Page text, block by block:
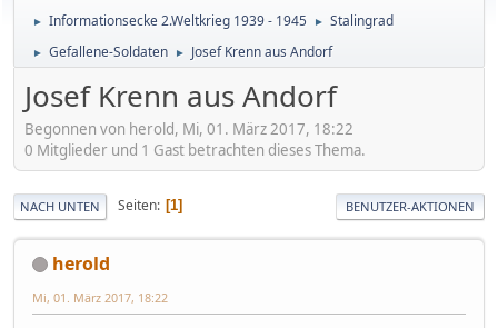
► Informationsecke 2.Weltkrieg 1939 - 1945 ► Stalingrad
► Gefallene-Soldaten ► Josef Krenn aus Andorf
Josef Krenn aus Andorf
Begonnen von herold, Mi, 01. März 2017, 18:22
0 Mitglieder und 1 Gast betrachten dieses Thema.
NACH UNTEN Seiten 1 BENUTZER-AKTIONEN
herold
Mi, 01. März 2017, 18:22